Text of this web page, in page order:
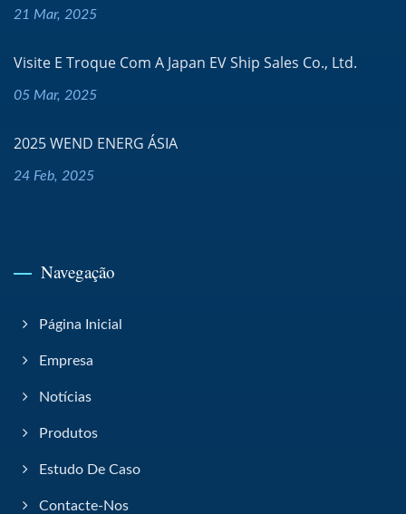
21 Mar, 2025
Visite E Troque Com A Japan EV Ship Sales Co., Ltd.
05 Mar, 2025
2025 WEND ENERG ÁSIA
24 Feb, 2025
Navegação
Página Inicial
Empresa
Notícias
Produtos
Estudo De Caso
Contacte-Nos